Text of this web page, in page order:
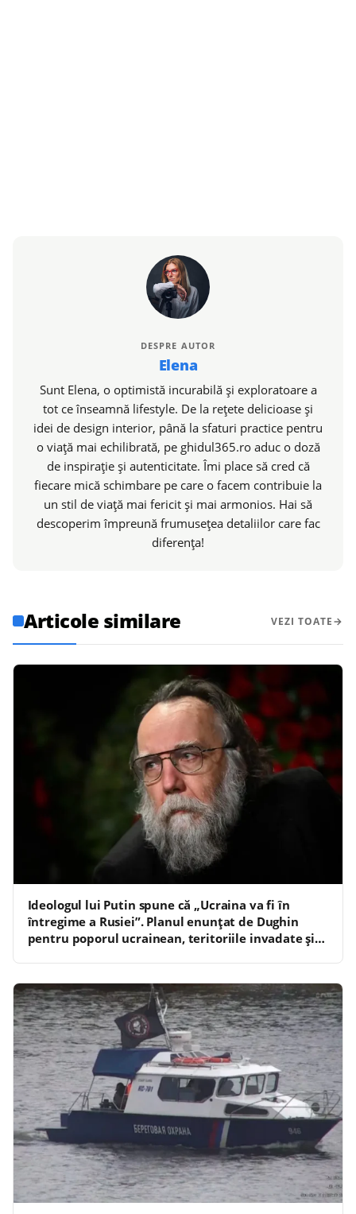
DESPRE AUTOR
Elena
Sunt Elena, o optimistă incurabilă și exploratoare a
tot ce înseamnă lifestyle. De la rețete delicioase și
idei de design interior, până la sfaturi practice pentru
o viață mai echilibrată, pe ghidul365.ro aduc o doză
de inspirație și autenticitate. Îmi place să cred că
fiecare mică schimbare pe care o facem contribuie la
un stil de viață mai fericit și mai armonios. Hai să
descoperim împreună frumusețea detaliilor care fac
diferența!
Articole similare VEZI TOATE
Ideologul lui Putin spune că „Ucraina va fi în
întregime a Rusiei”. Planul enunțat de Dughin
pentru poporul ucrainean, teritoriile invadate și